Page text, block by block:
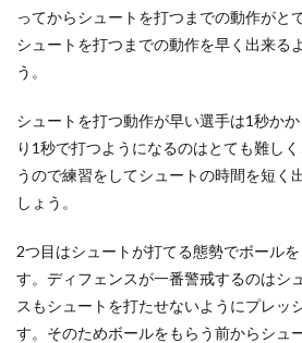
ってからシュートを打つまでの動作がと
シュートを打つまでの動作を早く出来る
う。
シュートを打つ動作が早い選手は1秒か
り1秒で打つようになるのはとても難し
うので練習をしてシュートの時間を短く
しょう。
2つ目はシュートが打てる態勢でボール
す。ディフェンスが一番警戒するのはシ
スもシュートを打たせないようにプレッ
す。そのためボールをもらう前からシュ